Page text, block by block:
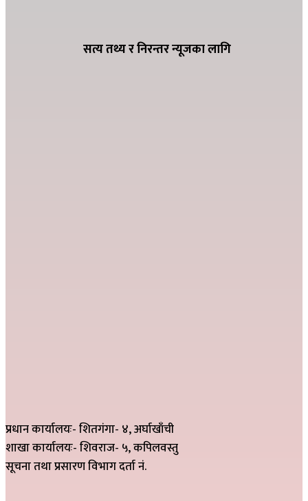
सत्य तथ्य र निरन्तर न्यूजका लागि
प्रधान कार्यालयः- शितगंगा- ४, अर्घाखाँची
शाखा कार्यालयः- शिवराज- ५, कपिलवस्तु
सूचना तथा प्रसारण विभाग दर्ता नं.